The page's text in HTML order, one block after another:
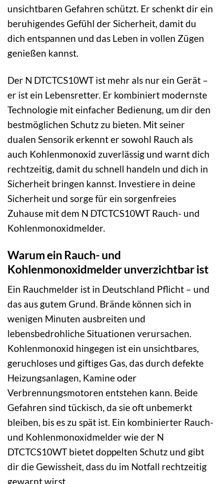
unsichtbaren Gefahren schützt. Er schenkt dir ein
beruhigendes Gefühl der Sicherheit, damit du
dich entspannen und das Leben in vollen Zügen
genießen kannst.
Der N DTCTCS10WT ist mehr als nur ein Gerät –
er ist ein Lebensretter. Er kombiniert modernste
Technologie mit einfacher Bedienung, um dir den
bestmöglichen Schutz zu bieten. Mit seiner
dualen Sensorik erkennt er sowohl Rauch als
auch Kohlenmonoxid zuverlässig und warnt dich
rechtzeitig, damit du schnell handeln und dich in
Sicherheit bringen kannst. Investiere in deine
Sicherheit und sorge für ein sorgenfreies
Zuhause mit dem N DTCTCS10WT Rauch- und
Kohlenmonoxidmelder.
Warum ein Rauch- und
Kohlenmonoxidmelder unverzichtbar ist
Ein Rauchmelder ist in Deutschland Pflicht – und
das aus gutem Grund. Brände können sich in
wenigen Minuten ausbreiten und
lebensbedrohliche Situationen verursachen.
Kohlenmonoxid hingegen ist ein unsichtbares,
geruchloses und giftiges Gas, das durch defekte
Heizungsanlagen, Kamine oder
Verbrennungsmotoren entstehen kann. Beide
Gefahren sind tückisch, da sie oft unbemerkt
bleiben, bis es zu spät ist. Ein kombinierter Rauch-
und Kohlenmonoxidmelder wie der N
DTCTCS10WT bietet doppelten Schutz und gibt
dir die Gewissheit, dass du im Notfall rechtzeitig
gewarnt wirst.